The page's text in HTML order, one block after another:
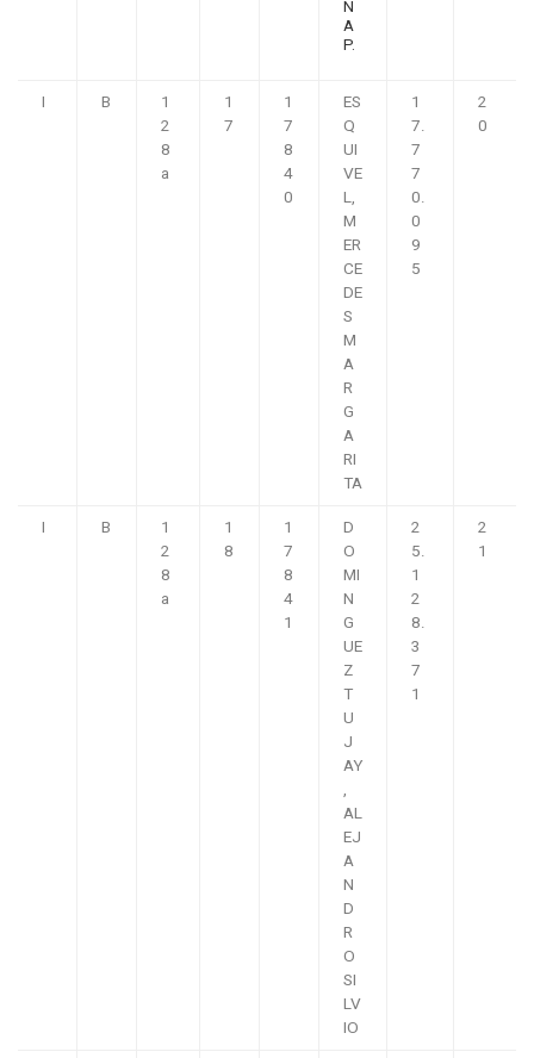
N
A
P.
I B
1
2
8
a
1
7
1
7
8
4
0
ES
Q
UI
VE
L,
M
ER
CE
DE
S
M
A
R
G
A
RI
TA
1
7.
7
7
0.
0
9
5
2
0
I B
1
2
8
a
1
8
1
7
8
4
1
D
O
MI
N
G
UE
Z
T
U
J
AY
,
AL
EJ
A
N
D
R
O
SI
LV
IO
2
5.
1
2
8.
3
7
1
2
1